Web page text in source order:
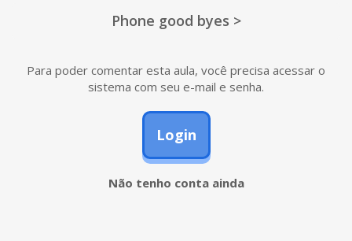
Phone good byes >
Para poder comentar esta aula, você precisa acessar o
sistema com seu e-mail e senha.
Login
Não tenho conta ainda